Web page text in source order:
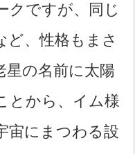
クですが、同じ
ど、性格もまさ
星の名前に太陽
とから、イム様
宙にまつわる設